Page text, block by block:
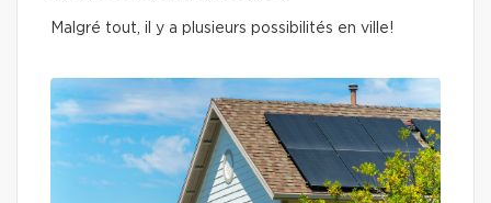
Malgré tout, il y a plusieurs possibilités en ville!